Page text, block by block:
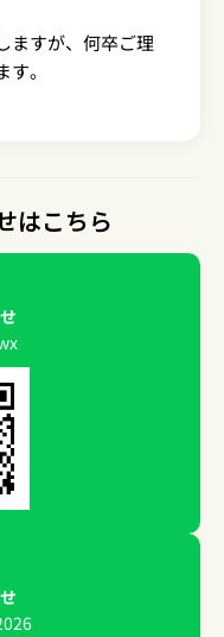
ますが、何卒ご理
。
はこちら